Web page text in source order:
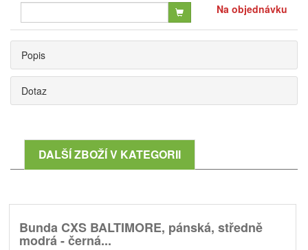
Na objednávku
Popis
Dotaz
DALŠÍ ZBOŽÍ V KATEGORII
Bunda CXS BALTIMORE, pánská, středně
modrá - černá...